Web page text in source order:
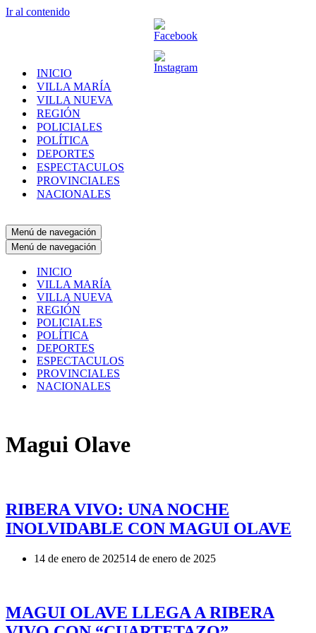
Ir al contenido
INICIO
VILLA MARÍA
VILLA NUEVA
REGIÓN
POLICIALES
POLÍTICA
DEPORTES
ESPECTACULOS
PROVINCIALES
NACIONALES
Menú de navegación
Menú de navegación
INICIO
VILLA MARÍA
VILLA NUEVA
REGIÓN
POLICIALES
POLÍTICA
DEPORTES
ESPECTACULOS
PROVINCIALES
NACIONALES
Magui Olave
RIBERA VIVO: UNA NOCHE
INOLVIDABLE CON MAGUI OLAVE
14 de enero de 202514 de enero de 2025
MAGUI OLAVE LLEGA A RIBERA